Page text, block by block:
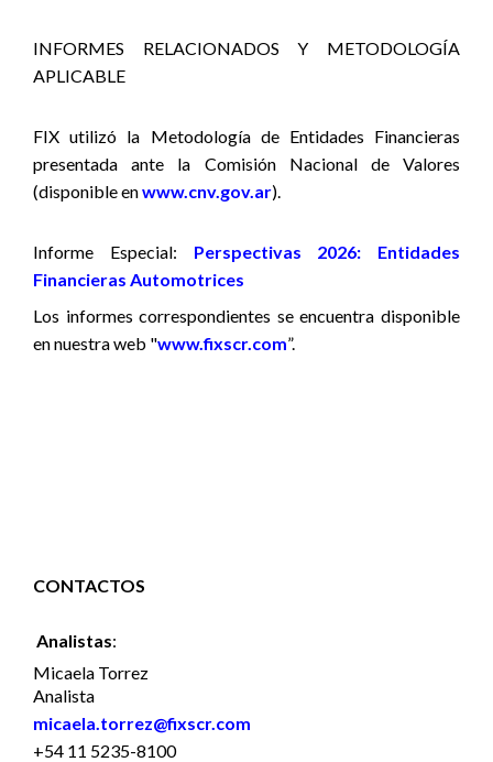
INFORMES RELACIONADOS Y METODOLOGÍA
APLICABLE
FIX utilizó la Metodología de Entidades Financieras
presentada ante la Comisión Nacional de Valores
(disponible enwww.cnv.gov.ar).
Informe Especial: Perspectivas 2026: Entidades
Financieras Automotrices
Los informes correspondientes se encuentra disponible
en nuestra web "www.fixscr.com”.
CONTACTOS
Analistas:
Micaela Torrez
Analista
micaela.torrez@fixscr.com
+54 11 5235-8100